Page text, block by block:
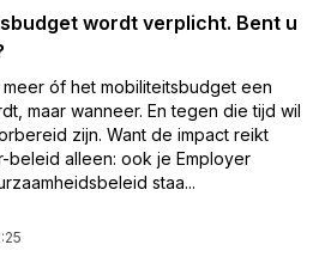
wordt verplicht. Bent u
óf het mobiliteitsbudget een
maar wanneer. En tegen die tijd wil
zijn. Want de impact reikt
beleid alleen: ook je Employer
staa...